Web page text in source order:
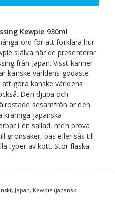
Kewpie 930ml
ord för att förklara hur
själva när de presenterar
från Japan. Visst känner
kanske världens godaste
göra kanske världens
Den djupa och
sesamfrön är den
krämiga japanska
i en sallad, men prova
grönsaker, bas eller sås till
typer av kött. Stor flaska
, Japan, Kewpie (japansk